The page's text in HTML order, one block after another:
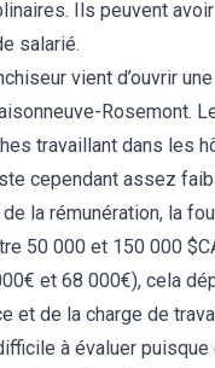
Ils peuvent
salarié.
vient d’ouvrir
Rosemont.
travaillant dans les
cependant assez
de la rémunération, la
50 000 et 150 000
et 68 000€), cela
et de la charge de
à évaluer puisque